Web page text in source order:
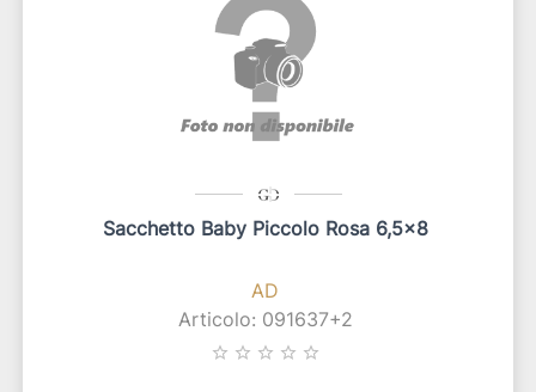
Sacchetto Baby Piccolo Rosa 6,5x8
AD
Articolo: 091637+2
star_border star_border star_border star_border star_border